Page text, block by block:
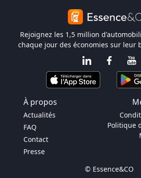
Rejoignez les 1,5 million
chaque jour des économies sur leur
À propos
Actualités
FAQ
Contact
Presse
Politique
© Essence&CO